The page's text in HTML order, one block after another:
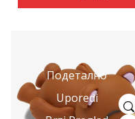
Подетално
Uporedi